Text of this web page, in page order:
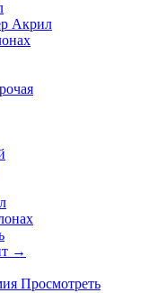
Акрил
→
Просмотреть